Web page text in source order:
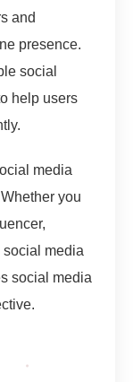
and
presence.
social
help users
media
you
social media
social media